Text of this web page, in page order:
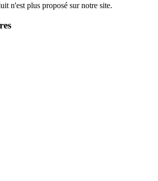
n'est plus proposé sur notre site.